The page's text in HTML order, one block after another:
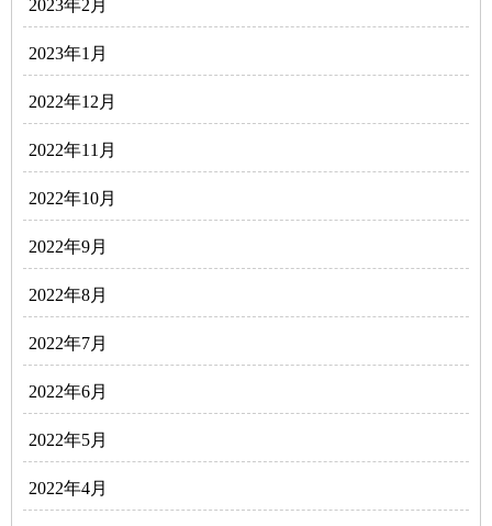
2023年2月
2023年1月
2022年12月
2022年11月
2022年10月
2022年9月
2022年8月
2022年7月
2022年6月
2022年5月
2022年4月